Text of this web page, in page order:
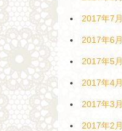
2017年7月
2017年6月
2017年5月
2017年4月
2017年3月
2017年2月